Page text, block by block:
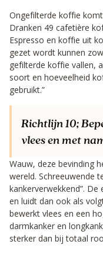
Ongefilterde koffie
Dranken 49 cafetière
Espresso en koffie uit
gezet wordt kunnen
gefilterde koffie vallen,
soort en hoeveelheid
gebruikt.”
Richtlijn 10;
vlees en met
Wauw, deze bevinding
wereld. Schreeuwende
kankerverwekkend”.
en luidt dan ook als
bewerkt vlees en een
darmkanker en
sterker dan bij totaal